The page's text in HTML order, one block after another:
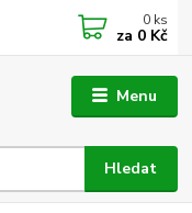
Menu
Hledat
0 ks
za 0 Kč